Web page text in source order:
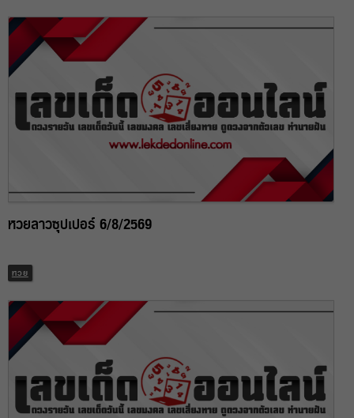
หวยลาวซุปเปอร์ 6/8/2569
หวย